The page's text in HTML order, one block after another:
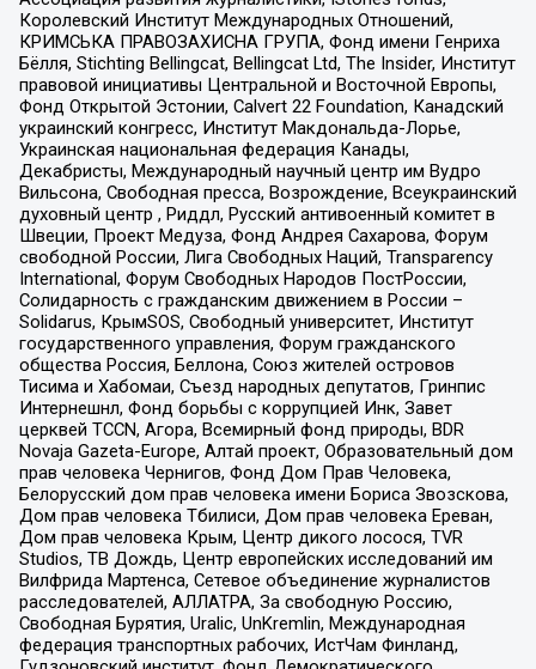
Королевский Институт Международных Отношений,
КРИМСЬКА ПРАВОЗАХИСНА ГРУПА, Фонд имени Генриха
Бёлля, Stichting Bellingcat, Bellingcat Ltd, The Insider, Институт
правовой инициативы Центральной и Восточной Европы,
Фонд Открытой Эстонии, Calvert 22 Foundation, Канадский
украинский конгресс, Институт Макдональда-Лорье,
Украинская национальная федерация Канады,
Декабристы, Международный научный центр им Вудро
Вильсона, Свободная пресса, Возрождение, Всеукраинский
духовный центр , Риддл, Русский антивоенный комитет в
Швеции, Проект Медуза, Фонд Андрея Сахарова, Форум
свободной России, Лига Свободных Наций, Transparеncy
International, Форум Свободных Народов ПостРоссии,
Солидарность с гражданским движением в России –
Solidarus, КрымSOS, Свободный университет, Институт
государственного управления, Форум гражданского
общества Россия, Беллона, Союз жителей островов
Тисима и Хабомаи, Съезд народных депутатов, Гринпис
Интернешнл, Фонд борьбы с коррупцией Инк, Завет
церквей TCCN, Агора, Всемирный фонд природы, BDR
Novaja Gazeta-Europe, Алтай проект, Образовательный дом
прав человека Чернигов, Фонд Дом Прав Человека,
Белорусский дом прав человека имени Бориса Звозскова,
Дом прав человека Тбилиси, Дом прав человека Ереван,
Дом прав человека Крым, Центр дикого лосося, TVR
Studios, ТВ Дождь, Центр европейских исследований им
Вилфрида Мартенса, Сетевое объединение журналистов
расследователей, АЛЛАТРА, За свободную Россию,
Свободная Бурятия, Uralic, UnKremlin, Международная
федерация транспортных рабочих, ИстЧам Финланд,